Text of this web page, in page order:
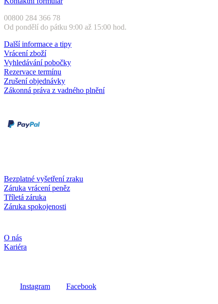
00800 284 366 78
Od pondělí do pátku 9:00 až 15:00 hod.
Další informace a tipy
Vrácení zboží
Vyhledávání pobočky
Rezervace termínu
Zrušení objednávky
Zákonná práva z vadného plnění
Bezplatné vyšetření zraku
Záruka vrácení peněz
Tříletá záruka
Záruka spokojenosti
O nás
Kariéra
Instagram Facebook